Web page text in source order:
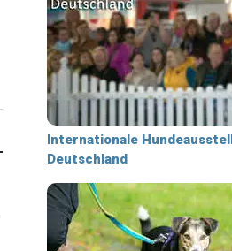
Internationale
Deutschland